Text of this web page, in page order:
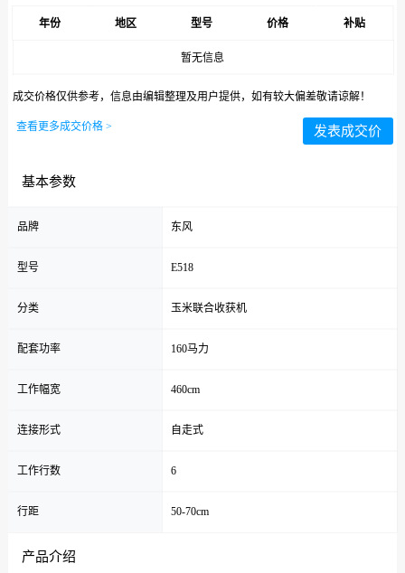
年份 地区 型号 价格 补贴
暂无信息
成交价格仅供参考，信息由编辑整理及用户提供，如有较大偏差敬请谅解！
查看更多成交价格 > 发表成交价
基本参数
品牌 东风
型号 E518
分类 玉米联合收获机
配套功率 160马力
工作幅宽 460cm
连接形式 自走式
工作行数 6
行距 50-70cm
产品介绍